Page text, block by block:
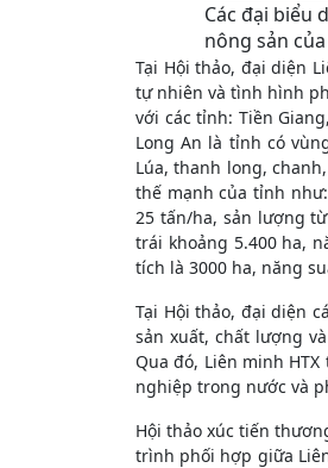
Các đại biểu
nông sản
Tại Hội thảo, đại diện
tự nhiên và tình hình
với các tỉnh: Tiền
Long An là tỉnh có
Lúa, thanh long,
thế mạnh của tỉnh
25 tấn/ha, sản lượng
trái khoảng 5.400 ha,
tích là 3000 ha, năng
Tại Hội thảo, đại diện
sản xuất, chất lượng
Qua đó, Liên minh
nghiệp trong nước và
Hội thảo xúc tiến
trình phối hợp giữa